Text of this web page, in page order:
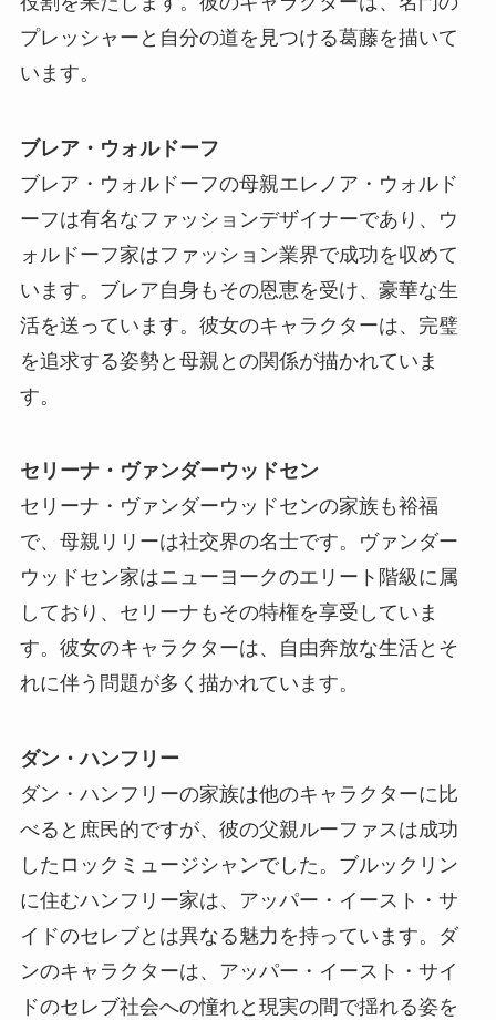
プレッシャーと自分の道を見つける葛藤を描いて
います。
ブレア・ウォルドーフ
ブレア・ウォルドーフの母親エレノア・ウォルド
ーフは有名なファッションデザイナーであり、ウ
ォルドーフ家はファッション業界で成功を収めて
います。ブレア自身もその恩恵を受け、豪華な生
活を送っています。彼女のキャラクターは、完璧
を追求する姿勢と母親との関係が描かれていま
す。
セリーナ・ヴァンダーウッドセン
セリーナ・ヴァンダーウッドセンの家族も裕福
で、母親リリーは社交界の名士です。ヴァンダー
ウッドセン家はニューヨークのエリート階級に属
しており、セリーナもその特権を享受していま
す。彼女のキャラクターは、自由奔放な生活とそ
れに伴う問題が多く描かれています。
ダン・ハンフリー
ダン・ハンフリーの家族は他のキャラクターに比
べると庶民的ですが、彼の父親ルーファスは成功
したロックミュージシャンでした。ブルックリン
に住むハンフリー家は、アッパー・イースト・サ
イドのセレブとは異なる魅力を持っています。ダ
ンのキャラクターは、アッパー・イースト・サイ
ドのセレブ社会への憧れと現実の間で揺れる姿を